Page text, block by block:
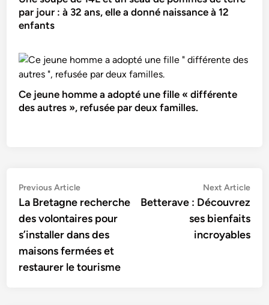
par jour : à 32 ans, elle a donné naissance à 12
enfants
Ce jeune homme a adopté une fille « différente
des autres », refusée par deux familles.
Navigation
de
l’article
Previous ArticlePrevious
article:
La Bretagne recherche
des volontaires pour
s’installer dans des
maisons fermées et
restaurer le tourisme
Next Article
Betterave : Découvrez
ses bienfaits
incroyables